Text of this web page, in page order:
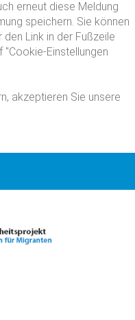
erneut diese Meldung
speichern. Sie können
Link in der Fußzeile
"Cookie-Einstellungen
akzeptieren Sie unsere